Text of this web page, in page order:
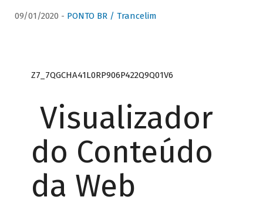
09/01/2020 - PONTO BR / Trancelim
Z7_7QGCHA41L0RP906P422Q9Q01V6
Visualizador
do Conteúdo
da Web